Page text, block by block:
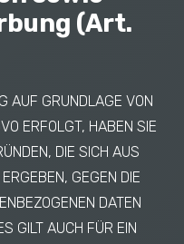
(Art.
AUF GRUNDLAGE VON
ERFOLGT, HABEN SIE
DIE SICH AUS
GEGEN DIE
DATEN
GILT AUCH FÜR EIN